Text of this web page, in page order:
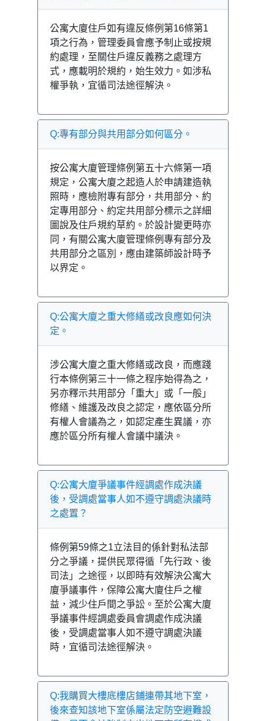
公寓大廈住戶如有違反條例第16條第1
項之行為，管理委員會應予制止或按規
約處理，至關住戶違反義務之處理方
式，應載明於規約，始生效力。如涉私
權爭執，宜循司法途徑解決。
Q:專有部分與共用部分如何區分。
按公寓大廈管理條例第五十六條第一項
規定，公寓大廈之起造人於申請建造執
照時，應檢附專有部分，共用部分、約
定專用部分、約定共用部分標示之詳細
圖說及住戶規約草約。於設計變更時亦
同，有關公寓大廈管理條例專有部分及
共用部分之區別，應由建築師設計時予
以界定。
Q:公寓大廈之重大修繕或改良應如何決
定。
涉公寓大廈之重大修繕或改良，而應踐
行本條例第三十一條之程序始得為之，
另亦釋示共用部分「重大」或「一般」
修繕、維護及改良之認定，應依區分所
有權人會議為之，如認定產生異議，亦
應於區分所有權人會議中議決。
Q:公寓大廈爭議事件經調處作成決議
後，受調處當事人如不遵守調處決議時
之處置？
條例第59條之1立法目的係針對私法部
分之爭議，提供民眾得循「先行政、後
司法」之途徑，以即時有效解決公寓大
廈爭議事件，保障公寓大廈住戶之權
益，減少住戶間之爭訟。至於公寓大廈
爭議事件經調處委員會調處作成決議
後，受調處當事人如不遵守調處決議
時，宜循司法途徑解決。
Q:我購買大樓底樓店鋪連帶其地下室，
後來查知該地下室係屬法定防空避難設